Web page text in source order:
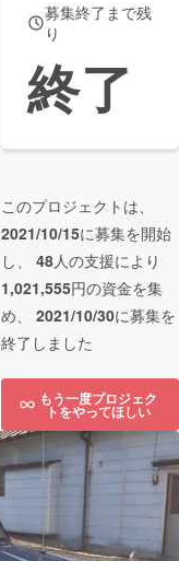
募集終了まで残
り
終了
このプロジェクトは、
2021/10/15に募集を開始
し、 48人の支援により
1,021,555円の資金を集
め、 2021/10/30に募集を
終了しました
もう一度プロジェク
トをやってほしい